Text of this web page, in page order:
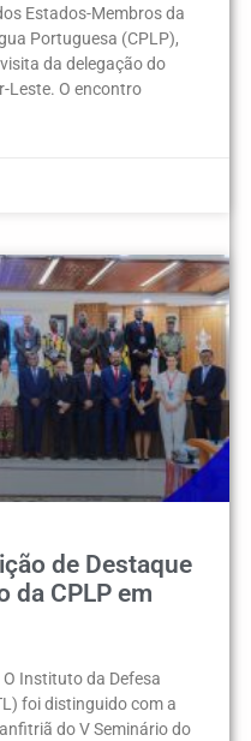
Estados-Membros da
Portuguesa (CPLP),
da delegação do
Leste. O encontro
de Destaque
da CPLP em
Instituto da Defesa
foi distinguido com a
do V Seminário do